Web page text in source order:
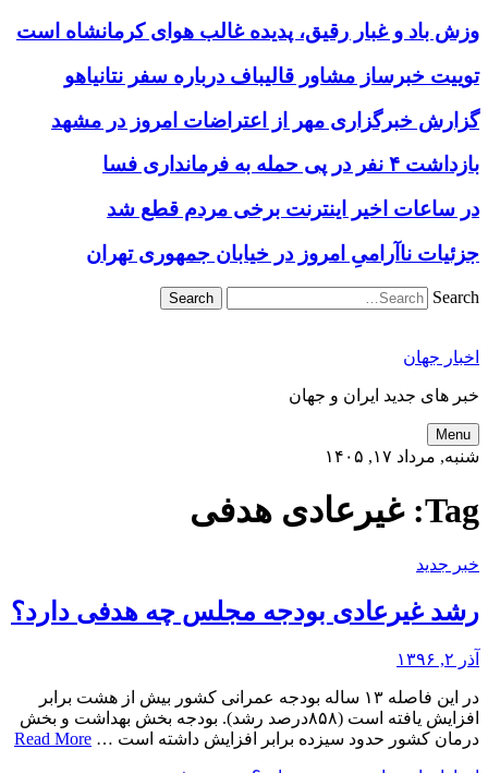
وزش باد و غبار رقیق، پدیده غالب هوای کرمانشاه است
توییت خبرساز مشاور قالیباف درباره سفر نتانیاهو
گزارش خبرگزاری مهر از اعتراضات امروز در مشهد
بازداشت ۴ نفر در پی حمله به فرمانداری فسا
در ساعات اخیر اینترنت برخی مردم قطع شد
جزئیات ناآرامیِ امروز در خیابان جمهوری تهران
Search
اخبار جهان
خبر های جدید ایران و جهان
Menu
شنبه, مرداد ۱۷, ۱۴۰۵
Tag: غیرعادی هدفی
خبر جدید
رشد غیرعادی بودجه مجلس چه هدفی دارد؟
آذر ۲, ۱۳۹۶
در این فاصله ۱۳ ساله بودجه عمرانی کشور بیش از هشت برابر
افزایش یافته است (۸۵۸درصد رشد). بودجه بخش بهداشت و بخش
درمان کشور حدود سیزده برابر افزایش داشته است … Read More